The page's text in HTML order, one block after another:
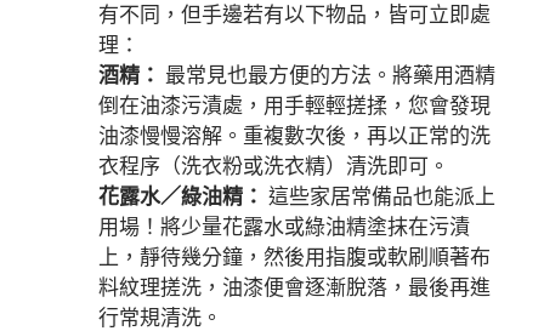
有不同，但手邊若有以下物品，皆可立即處
理：
酒精： 最常見也最方便的方法。將藥用酒精
倒在油漆污漬處，用手輕輕搓揉，您會發現
油漆慢慢溶解。重複數次後，再以正常的洗
衣程序（洗衣粉或洗衣精）清洗即可。
花露水／綠油精： 這些家居常備品也能派上
用場！將少量花露水或綠油精塗抹在污漬
上，靜待幾分鐘，然後用指腹或軟刷順著布
料紋理搓洗，油漆便會逐漸脫落，最後再進
行常規清洗。